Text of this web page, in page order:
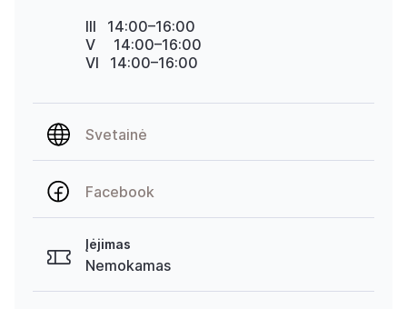
III 14:00–16:00
V 14:00–16:00
VI 14:00–16:00
Svetainė
Facebook
Įėjimas
Nemokamas